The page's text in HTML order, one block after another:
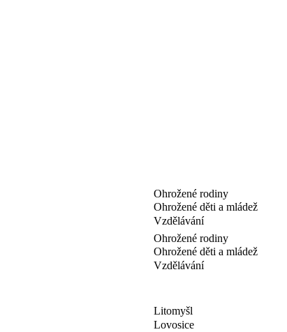
Ohrožené rodiny
Ohrožené děti a mládež
Vzdělávání
Ohrožené rodiny
Ohrožené děti a mládež
Vzdělávání
Litomyšl
Lovosice